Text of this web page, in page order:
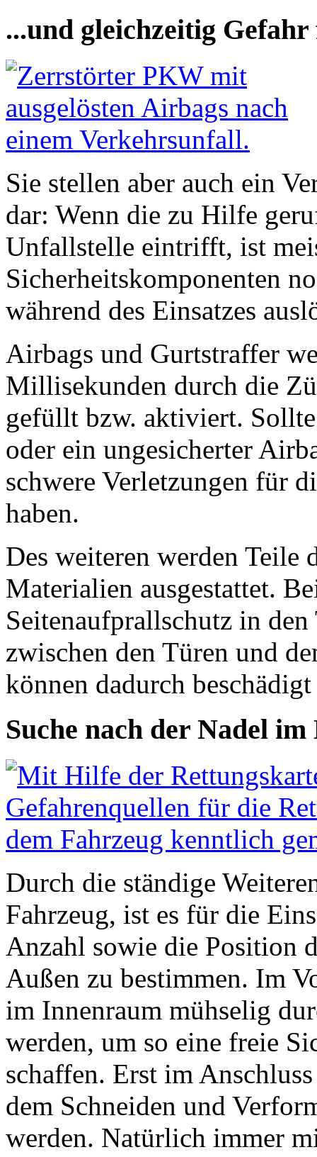
...und gleichzeitig
Sie stellen aber auch ein
dar: Wenn die zu Hilfe
Unfallstelle eintrifft, ist
Sicherheitskomponenten
während des Einsatzes
Airbags und Gurtstraffer
Millisekunden durch die
gefüllt bzw. aktiviert.
oder ein ungesicherter
schwere Verletzungen für
haben.
Des weiteren werden Teile
Materialien ausgestattet.
Seitenaufprallschutz in
zwischen den Türen und
können dadurch
Suche nach der Nadel
Durch die ständige
Fahrzeug, ist es für die
Anzahl sowie die Position
Außen zu bestimmen. Im
im Innenraum mühselig
werden, um so eine freie
schaffen. Erst im
dem Schneiden und
werden. Natürlich immer